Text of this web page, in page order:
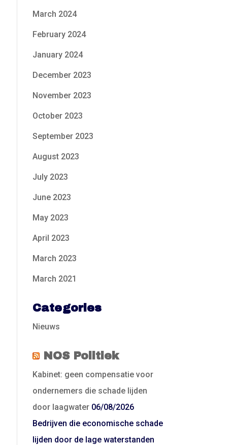
March 2024
February 2024
January 2024
December 2023
November 2023
October 2023
September 2023
August 2023
July 2023
June 2023
May 2023
April 2023
March 2023
March 2021
Categories
Nieuws
NOS Politiek
Kabinet: geen compensatie voor
ondernemers die schade lijden
door laagwater 06/08/2026
Bedrijven die economische schade
lijden door de lage waterstanden